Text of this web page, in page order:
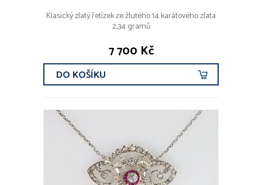
Klasický zlatý řetízek ze žlutého 14 karátového zlata
2,34 gramů
7 700 Kč
DO KOŠÍKU